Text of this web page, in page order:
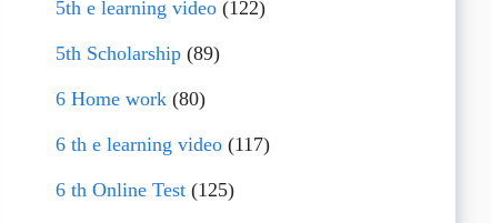
5th e learning video(122)
5th Scholarship(89)
6 Home work(80)
6 th e learning video(117)
6 th Online Test(125)